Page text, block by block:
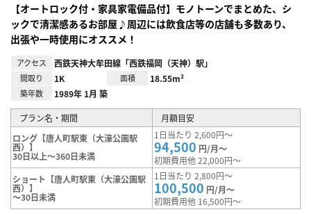
【オートロック付・家具家電備品付】モノトーンでまとめた、シ
ックで清潔感あるお部屋♪周辺には飲食店等の店舗も多数あり、
出張や一時使用にオススメ！
アクセス 西鉄天神大牟田線「西鉄福岡（天神）駅」
間取り 1K 面積 18.55m²
築年数 1989年 1月 築
プラン名・期間
月額目安
ロング【唐人町駅東（大濠公園駅
西）】
30日以上～360日未満
1日当たり 2,600円～
94,500 円/月～
初期費用他 22,000円～
ショート【唐人町駅東（大濠公園駅
西）】
～30日未満
1日当たり 2,800円～
100,500 円/月～
初期費用他 16,500円～